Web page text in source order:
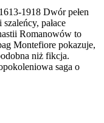
1918 Dwór pełen
pałace
Romanowów to
Montefiore pokazuje,
niż fikcja.
saga o